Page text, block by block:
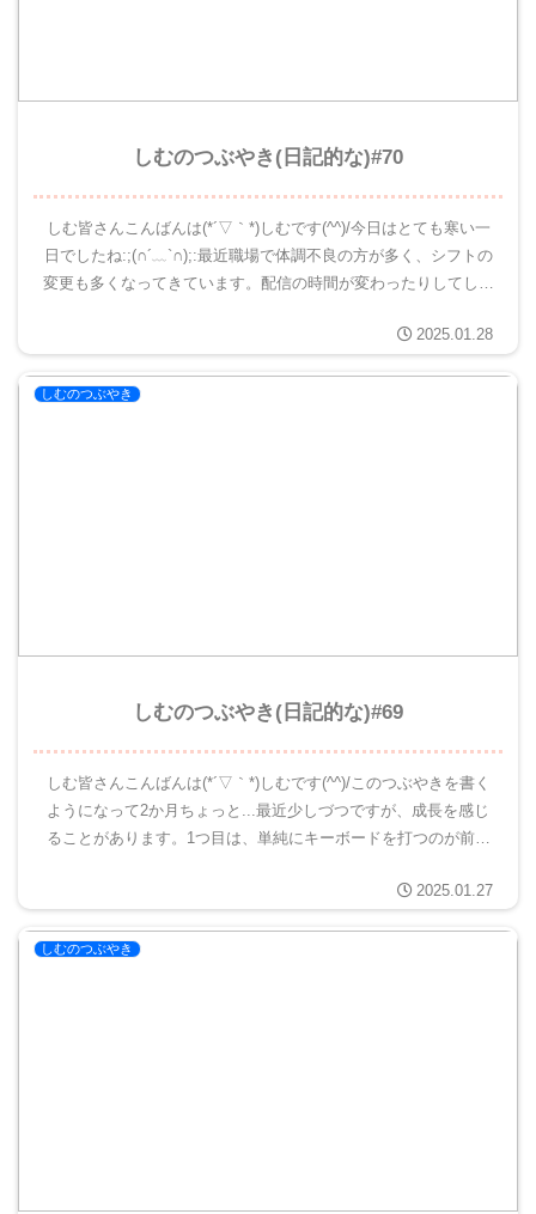
しむのつぶやき(日記的な)#70
しむ皆さんこんばんは(*´▽｀*)しむです(^^)/今日はとても寒い一
日でしたね:;(∩´﹏`∩);:最近職場で体調不良の方が多く、シフトの
変更も多くなってきています。配信の時間が変わったりしてしま
2025.01.28
しむのつぶやき
しむのつぶやき(日記的な)#69
しむ皆さんこんばんは(*´▽｀*)しむです(^^)/このつぶやきを書く
ようになって2か月ちょっと...最近少しづつですが、成長を感じ
ることがあります。1つ目は、単純にキーボードを打つのが前よ
2025.01.27
しむのつぶやき